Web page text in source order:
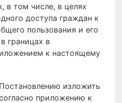
в том числе, в целях
доступа граждан к
пользования и его
границах в
к настоящему
изложить
приложению к